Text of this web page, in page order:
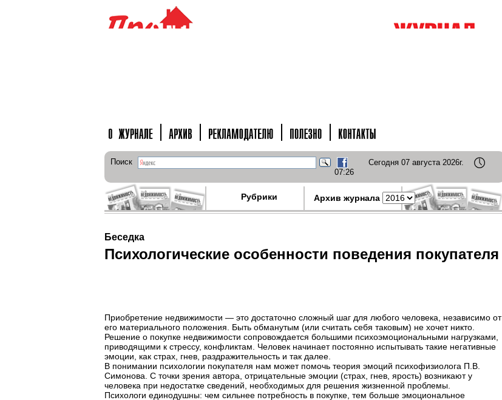
Поиск
Сегодня 07 августа 2026г.
07:26
Рубрики Архив журнала
Беседка
Психологические особенности поведения покупателя
Приобретение недвижимости — это достаточно сложный шаг для любого человека, независимо от
его материального положения. Быть обманутым (или считать себя таковым) не хочет никто.
Решение о покупке недвижимости сопровождается большими психоэмоциональными нагрузками,
приводящими к стрессу, конфликтам. Человек начинает постоянно испытывать такие негативные
эмоции, как страх, гнев, раздражительность и так далее.
В понимании психологии покупателя нам может помочь теория эмоций психофизиолога П.В.
Симонова. С точки зрения автора, отрицательные эмоции (страх, гнев, ярость) возникают у
человека при недостатке сведений, необходимых для решения жизненной проблемы.
Психологи единодушны: чем сильнее потребность в покупке, тем больше эмоциональное